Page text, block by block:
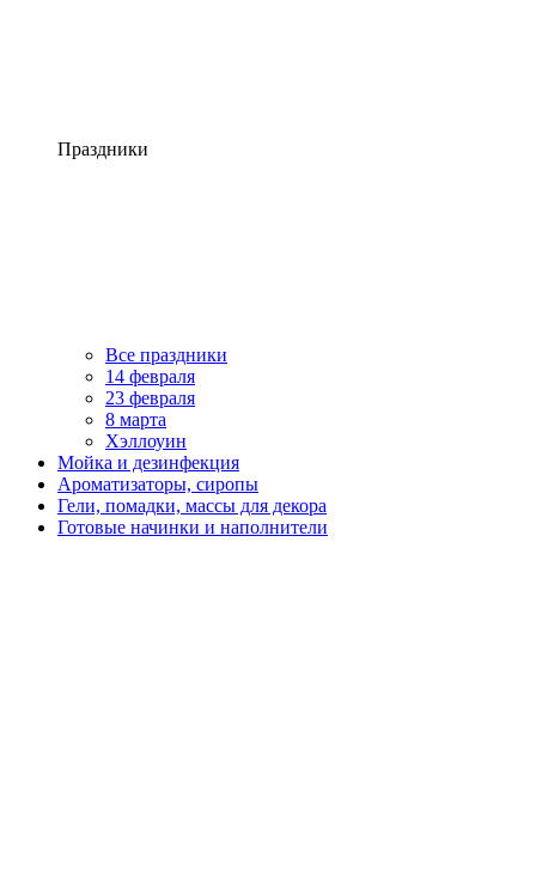
Праздники
Все праздники
14 февраля
23 февраля
8 марта
Хэллоуин
Мойка и дезинфекция
Ароматизаторы, сиропы
Гели, помадки, массы для декора
Готовые начинки и наполнители